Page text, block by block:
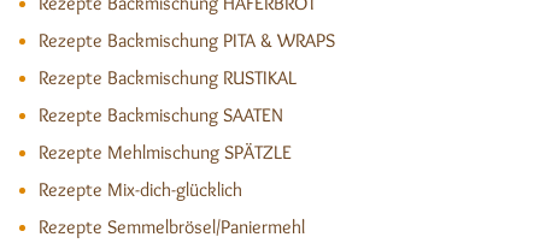
Rezepte Backmischung PITA & WRAPS
Rezepte Backmischung RUSTIKAL
Rezepte Backmischung SAATEN
Rezepte Mehlmischung SPÄTZLE
Rezepte Mix-dich-glücklich
Rezepte Semmelbrösel/Paniermehl